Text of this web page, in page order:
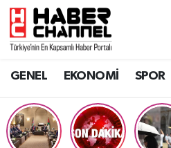
GENEL EKONOMİ SPOR
GENEL
SPOR
Nöbetçi Eczaneler
Trafik Durumu